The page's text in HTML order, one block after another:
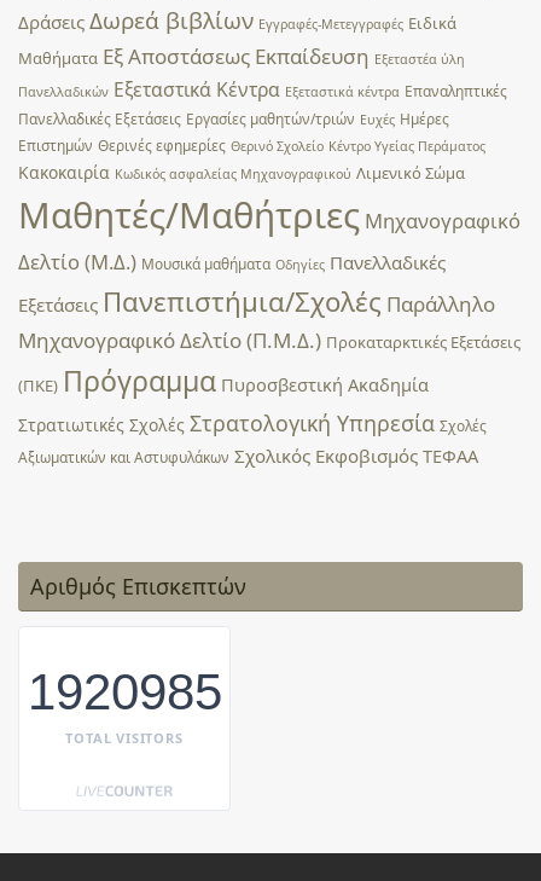
Δράσεις Δωρεά βιβλίων Εγγραφές-Μετεγγραφές Ειδικά
Μαθήματα Εξ Αποστάσεως Εκπαίδευση Εξεταστέα ύλη
Πανελλαδικών Εξεταστικά Κέντρα Εξεταστικά κέντρα Επαναληπτικές
Πανελλαδικές Εξετάσεις Εργασίες μαθητών/τριών Ευχές Ημέρες
Επιστημών Θερινές εφημερίες Θερινό Σχολείο Κέντρο Υγείας Περάματος
Κακοκαιρία Κωδικός ασφαλείας Μηχανογραφικού Λιμενικό Σώμα
Μαθητές/Μαθήτριες Μηχανογραφικό
Δελτίο (Μ.Δ.) Μουσικά μαθήματα Οδηγίες Πανελλαδικές
Εξετάσεις Πανεπιστήμια/Σχολές Παράλληλο
Μηχανογραφικό Δελτίο (Π.Μ.Δ.) Προκαταρκτικές Εξετάσεις
(ΠΚΕ) Πρόγραμμα Πυροσβεστική Ακαδημία
Στρατιωτικές Σχολές Στρατολογική Υπηρεσία Σχολές
Αξιωματικών και Αστυφυλάκων Σχολικός Εκφοβισμός ΤΕΦΑΑ
Αριθμός Επισκεπτών
1920985
TOTAL VISITORS